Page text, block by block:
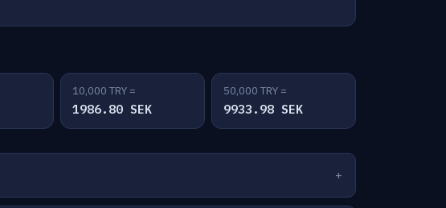
10,000 TRY =
1986.80 SEK
50,000 TRY =
9933.98 SEK